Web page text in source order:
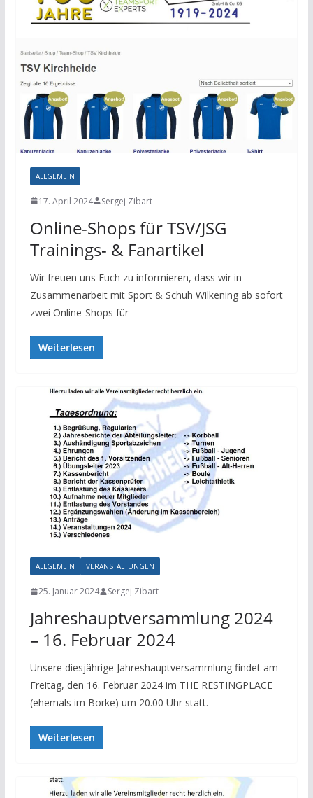
ALLGEMEIN
17. April 2024 Sergej Zibart
Online-Shops für TSV/JSG
Trainings- & Fanartikel
Wir freuen uns Euch zu informieren, dass wir in
Zusammenarbeit mit Sport & Schuh Wilkening ab sofort
zwei Online-Shops für
Weiterlesen
ALLGEMEIN VERANSTALTUNGEN
25. Januar 2024 Sergej Zibart
Jahreshauptversammlung 2024
– 16. Februar 2024
Unsere diesjährige Jahreshauptversammlung findet am
Freitag, den 16. Februar 2024 im THE RESTINGPLACE
(ehemals im Borke) um 20.00 Uhr statt.
Weiterlesen